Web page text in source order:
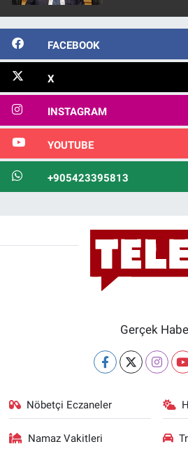
FACEBOOK
X
INSTAGRAM
YOUTUBE
+905423395813
Gerçek
Nöbetçi Eczaneler
Namaz Vakitleri